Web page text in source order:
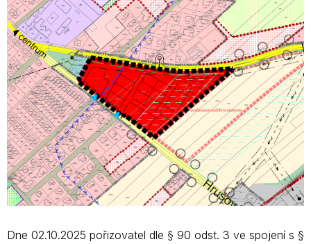
Dne 02.10.2025 pořizovatel dle § 90 odst. 3 ve spojení s §